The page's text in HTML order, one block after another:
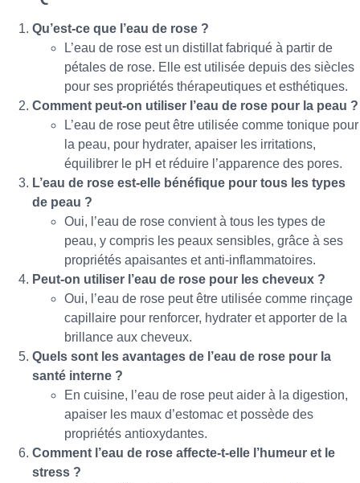
Qu’est-ce que l’eau de rose ?
L’eau de rose est un distillat fabriqué à partir de
pétales de rose. Elle est utilisée depuis des siècles
pour ses propriétés thérapeutiques et esthétiques.
Comment peut-on utiliser l’eau de rose pour la peau ?
L’eau de rose peut être utilisée comme tonique pour
la peau, pour hydrater, apaiser les irritations,
équilibrer le pH et réduire l’apparence des pores.
L’eau de rose est-elle bénéfique pour tous les types
de peau ?
Oui, l’eau de rose convient à tous les types de
peau, y compris les peaux sensibles, grâce à ses
propriétés apaisantes et anti-inflammatoires.
Peut-on utiliser l’eau de rose pour les cheveux ?
Oui, l’eau de rose peut être utilisée comme rinçage
capillaire pour renforcer, hydrater et apporter de la
brillance aux cheveux.
Quels sont les avantages de l’eau de rose pour la
santé interne ?
En cuisine, l’eau de rose peut aider à la digestion,
apaiser les maux d’estomac et possède des
propriétés antioxydantes.
Comment l’eau de rose affecte-t-elle l’humeur et le
stress ?